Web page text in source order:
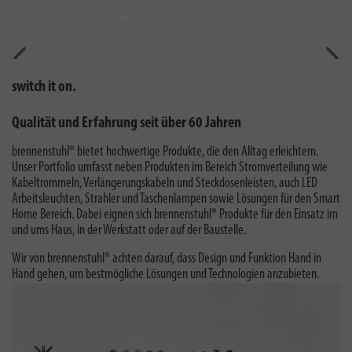
switch it on.
Qualität und Erfahrung seit über 60 Jahren
brennenstuhl® bietet hochwertige Produkte, die den Alltag erleichtern.
Unser Portfolio umfasst neben Produkten im Bereich Stromverteilung wie
Kabeltrommeln, Verlängerungskabeln und Steckdosenleisten, auch LED
Arbeitsleuchten, Strahler und Taschenlampen sowie Lösungen für den Smart
Home Bereich. Dabei eignen sich brennenstuhl® Produkte für den Einsatz im
und ums Haus, in der Werkstatt oder auf der Baustelle.
Wir von brennenstuhl® achten darauf, dass Design und Funktion Hand in
Hand gehen, um bestmögliche Lösungen und Technologien anzubieten.